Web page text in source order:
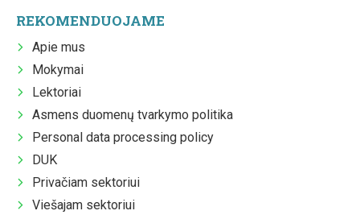
REKOMENDUOJAME
Apie mus
Mokymai
Lektoriai
Asmens duomenų tvarkymo politika
Personal data processing policy
DUK
Privačiam sektoriui
Viešajam sektoriui